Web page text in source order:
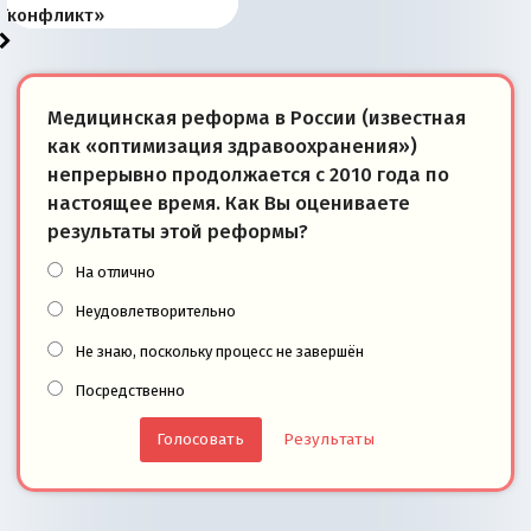
суверенной экономике
Анкориджа
внутренней политике
отношениям с Россией?
Южной Осетии
измерение
конфликт»
Медицинская реформа в России (известная
как «оптимизация здравоохранения»)
непрерывно продолжается с 2010 года по
настоящее время. Как Вы оцениваете
результаты этой реформы?
На отлично
Неудовлетворительно
Не знаю, поскольку процесс не завершён
Посредственно
Результаты